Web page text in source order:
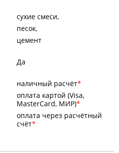
сухие смеси
песок
цемент
Да
наличный расчёт
оплата картой (Visa,
MasterCard, МИР)
оплата через расчётный
счёт